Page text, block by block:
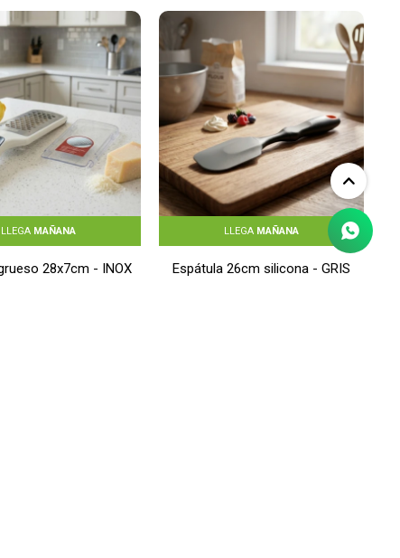
LLEGAMAÑANA LLEGAMAÑANA
Espátula 26cm silicona - GRIS